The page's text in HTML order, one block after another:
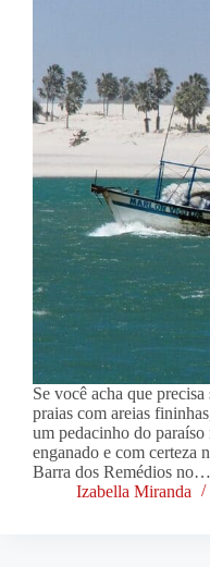
Se você acha que
praias com areias
um pedacinho do
enganado e com certeza
Barra dos Remédios no…
Izabella Miranda